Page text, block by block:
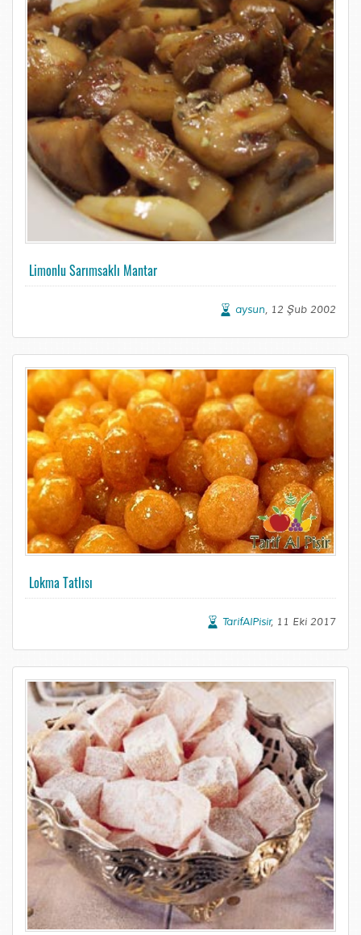
Limonlu Sarımsaklı Mantar
aysun, 12 Şub 2002
Lokma Tatlısı
TarifAlPisir, 11 Eki 2017